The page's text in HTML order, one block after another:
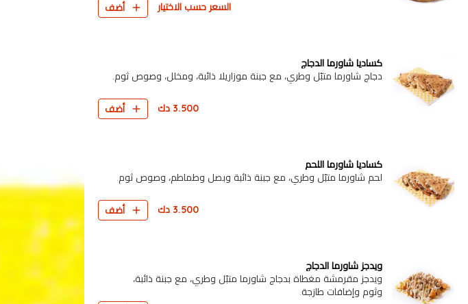
السعر حسب الاختيار
أضف
كساديا شاورما الدجاج
دجاج شاورما متبّل وطري، مع جبنة موزاريلا ذائبة، ومخلل، وصوص ثوم.
3.500 دك أضف
كساديا شاورما اللحم
لحم شاورما متبّل وطري، مع جبنة ذائبة وبصل وطماطم، وصوص ثوم.
3.500 دك أضف
ويدجز شاورما الدجاج
ويدجز مقرمشة مغطاة بدجاج شاورما متبّل وطري، مع جبنة ذائبة،
وثوم وإضافات طازجة.